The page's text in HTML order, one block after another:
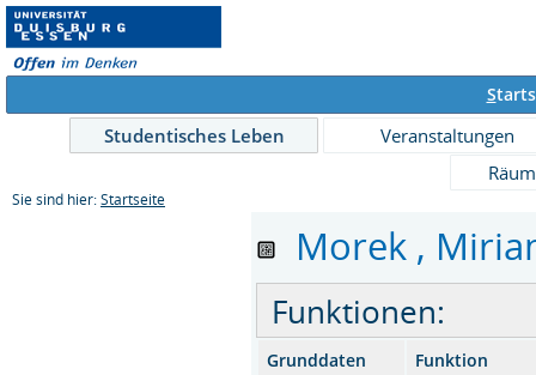
S
Studentisches Leben
Veranstaltungen
Sie sind hier: Startseite
Morek ,
Funktionen:
Grunddaten Funktion